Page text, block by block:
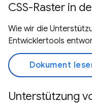
CSS-Raster in
Wie wir die
Entwicklertools
Dokument
Unterstützung